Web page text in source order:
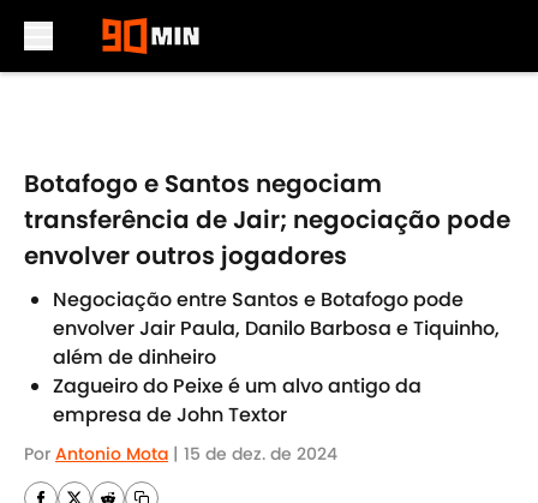
Botafogo e Santos negociam
transferência de Jair; negociação pode
envolver outros jogadores
Negociação entre Santos e Botafogo pode
envolver Jair Paula, Danilo Barbosa e Tiquinho,
além de dinheiro
Zagueiro do Peixe é um alvo antigo da
empresa de John Textor
Por Antonio Mota | 15 de dez. de 2024